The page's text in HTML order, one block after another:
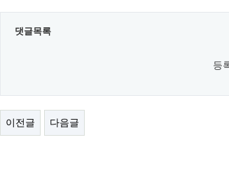
댓글목록
등
이전글 다음글